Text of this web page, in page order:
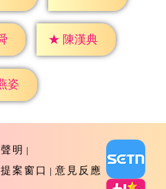
★ 陳漢典
姿
明
案窗口 意見反應